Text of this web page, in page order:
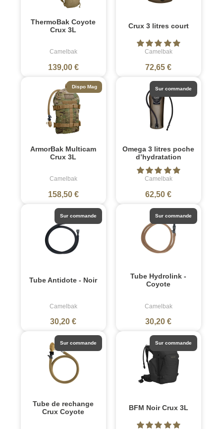
ThermoBak Coyote
Crux 3L
Camelbak
139,00 €
Crux 3 litres court
Camelbak
72,65 €
ArmorBak Multicam
Crux 3L
Camelbak
158,50 €
Dispo Mag
Omega 3 litres poche
d’hydratation
Camelbak
62,50 €
Sur commande
Tube Antidote - Noir
Camelbak
30,20 €
Sur commande
Tube Hydrolink -
Coyote
Camelbak
30,20 €
Sur commande
Tube de rechange
Crux Coyote
Sur commande
BFM Noir Crux 3L
Sur commande